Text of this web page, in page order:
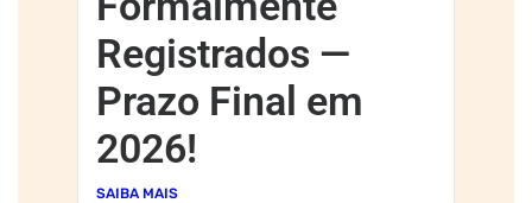
Registrados —
Prazo Final em
2026!
SAIBA MAIS